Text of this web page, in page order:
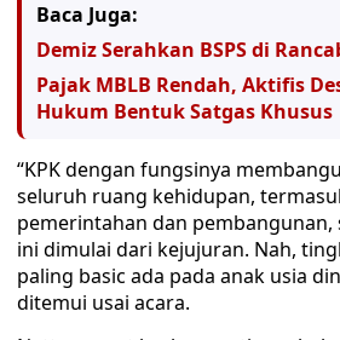
Baca Juga:
Demiz Serahkan BSPS di
Pajak MBLB Rendah, Aktifis
Hukum Bentuk Satgas Khusus
“KPK dengan fungsinya
seluruh ruang kehidupan,
pemerintahan dan
ini dimulai dari kejujuran. Nah,
paling basic ada pada anak usia
ditemui usai acara.